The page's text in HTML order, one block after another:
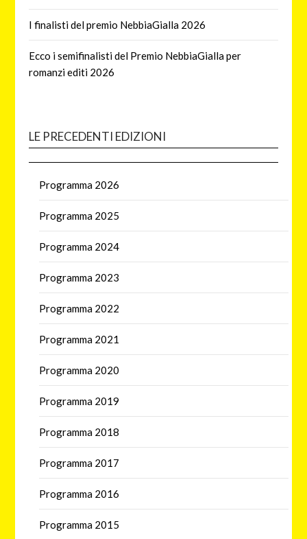
I finalisti del premio NebbiaGialla 2026
Ecco i semifinalisti del Premio NebbiaGialla per
romanzi editi 2026
LE PRECEDENTI EDIZIONI
Programma 2026
Programma 2025
Programma 2024
Programma 2023
Programma 2022
Programma 2021
Programma 2020
Programma 2019
Programma 2018
Programma 2017
Programma 2016
Programma 2015